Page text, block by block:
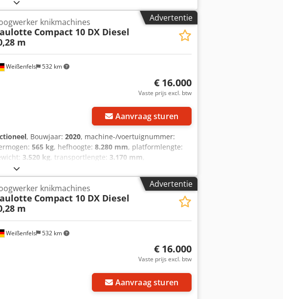
Advertentie
Weißenfels 532 km
knikmachines
Compact 10 DX Diesel
m
€ 16.000
Vaste prijs excl. btw
Aanvraag sturen
, Bouwjaar: 2020, machine-/voertuignummer:
565 kg, hefhoogte: 8.280 mm, platformlengte:
3.520 kg, transportlengte: 3.170 mm,
1.590 mm
UVV veiligheidskeuring, Technische gegevens
8,28 m Maximaal draagvermogen: 565 kg
2,45 m Platformbreedte: 1,45 m Platformuitschuif: 1,20
0,8 - 5,5 km/u Totaalgewicht: 3.520 kg
Advertentie
Weißenfels 532 km
knikmachines
Compact 10 DX Diesel
m
€ 16.000
Vaste prijs excl. btw
Aanvraag sturen